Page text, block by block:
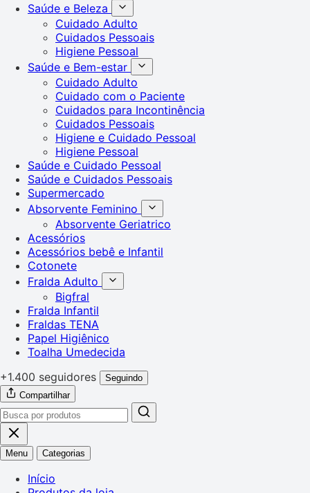
Saúde e Beleza
Cuidado Adulto
Cuidados Pessoais
Higiene Pessoal
Saúde e Bem-estar
Cuidado Adulto
Cuidado com o Paciente
Cuidados para Incontinência
Cuidados Pessoais
Higiene e Cuidado Pessoal
Higiene Pessoal
Saúde e Cuidado Pessoal
Saúde e Cuidados Pessoais
Supermercado
Absorvente Feminino
Absorvente Geriatrico
Acessórios
Acessórios bebê e Infantil
Cotonete
Fralda Adulto
Bigfral
Fralda Infantil
Fraldas TENA
Papel Higiênico
Toalha Umedecida
+1.400 seguidores
Seguindo
Compartilhar
Menu Categorias
Início